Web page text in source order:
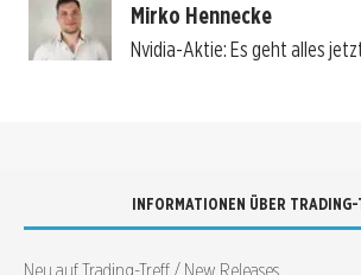
Mirko Hennecke
Nvidia-Aktie: Es geht alles
INFORMATIONEN ÜBER TRADING-
Neu auf Trading-Treff / New Releases